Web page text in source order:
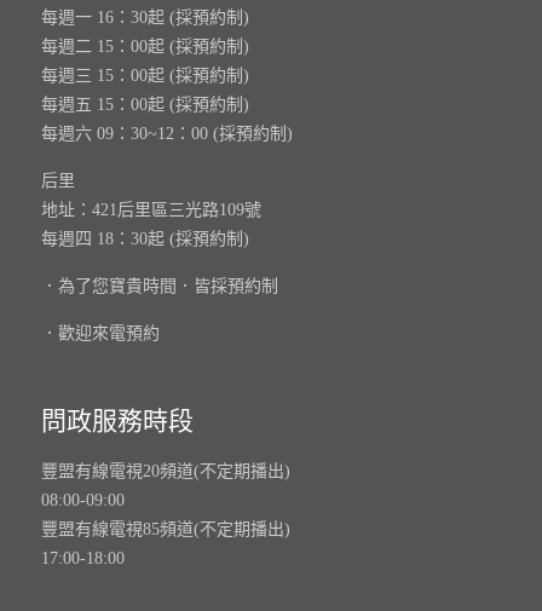
每週一 16：30起 (採預約制)
每週二 15：00起 (採預約制)
每週三 15：00起 (採預約制)
每週五 15：00起 (採預約制)
每週六 09：30~12：00 (採預約制)
后里
地址：421后里區三光路109號
每週四 18：30起 (採預約制)
．為了您寶貴時間．皆採預約制
．歡迎來電預約
問政服務時段
豐盟有線電視20頻道(不定期播出)
08:00-09:00
豐盟有線電視85頻道(不定期播出)
17:00-18:00